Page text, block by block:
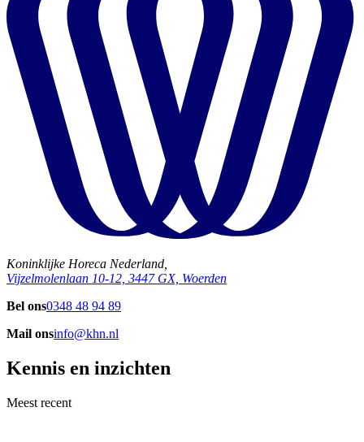
Koninklijke Horeca Nederland,
Vijzelmolenlaan 10-12, 3447 GX, Woerden
Bel ons0348 48 94 89
Mail onsinfo@khn.nl
Kennis en inzichten
Meest recent